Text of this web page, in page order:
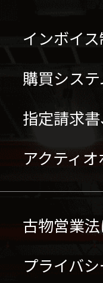
インボイ
購買シス
指定請求
アクティ
古物営業
プライバ